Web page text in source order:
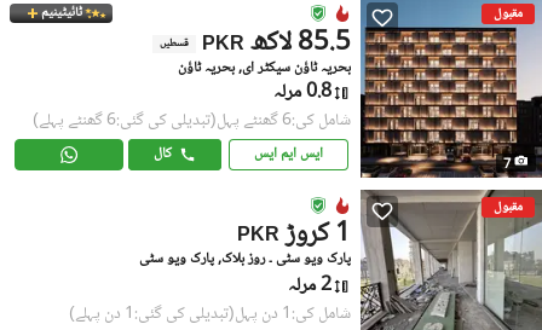
مقبول
7
ٹائیٹینیم
PKR 85.5 لاکھ قسطیں
بحریہ ٹاؤن سیکٹر ای, بحریہ ٹاؤن
0.8 مرلہ
شامل کی:6 گھنٹے پہل (تبدیلی کی گئی:6 گھنٹے پہلے)
ایس ایم ایس کال
مقبول
PKR 1 کروڑ
پارک ویو سٹی ۔ روز بلاک, پارک ویو سٹی
2 مرلہ
شامل کی:1 دن پہل (تبدیلی کی گئی:1 دن پہلے)